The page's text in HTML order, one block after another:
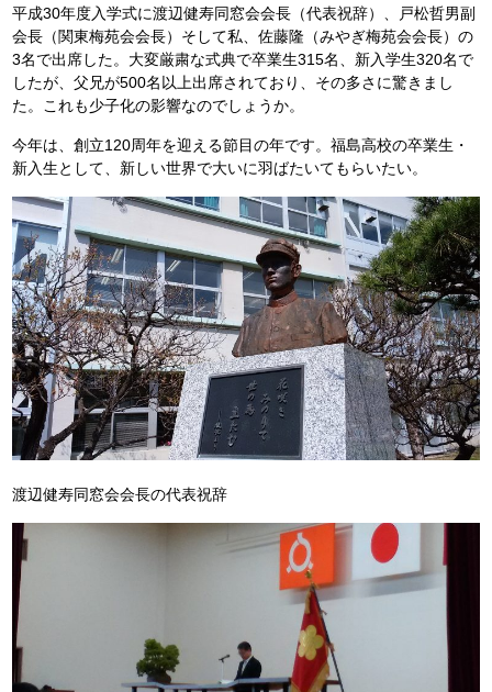
平成30年度入学式に渡辺健寿同窓会会長（代表祝辞）、戸松哲男副
会長（関東梅苑会会長）そして私、佐藤隆（みやぎ梅苑会会長）の
3名で出席した。大変厳粛な式典で卒業生315名、新入学生320名で
したが、父兄が500名以上出席されており、その多さに驚きまし
た。これも少子化の影響なのでしょうか。
今年は、創立120周年を迎える節目の年です。福島高校の卒業生・
新入生として、新しい世界で大いに羽ばたいてもらいたい。
渡辺健寿同窓会会長の代表祝辞